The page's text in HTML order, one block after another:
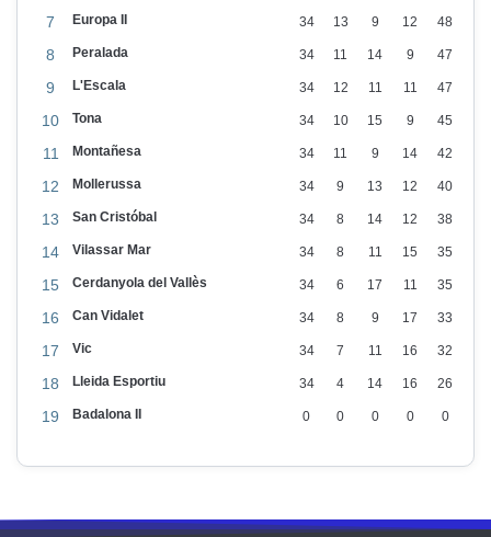
7 Europa II 34 13 9 12 48
8 Peralada 34 11 14 9 47
9 L'Escala 34 12 11 11 47
10 Tona 34 10 15 9 45
11 Montañesa 34 11 9 14 42
12 Mollerussa 34 9 13 12 40
13 San Cristóbal 34 8 14 12 38
14 Vilassar Mar 34 8 11 15 35
15 Cerdanyola del Vallès 34 6 17 11 35
16 Can Vidalet 34 8 9 17 33
17 Vic 34 7 11 16 32
18 Lleida Esportiu 34 4 14 16 26
19 Badalona II 0 0 0 0 0